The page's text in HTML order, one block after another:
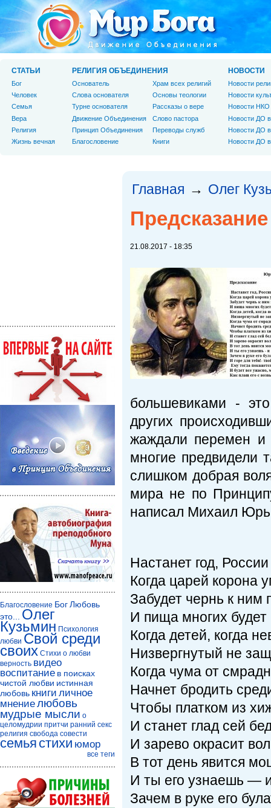
Главная → Олег
Предсказание
21.08.2017 - 18:35
большевиками -
других
жаждали перемен и
многие предвидели
слишком добрая
мира не по
написал Михаил
Настанет год,
Когда царей корона
Забудет чернь к
И пища многих будет
Когда детей, когда
Низвергнутый не
Когда чума от
Начнет бродить
Чтобы платком из
И станет глад сей
И зарево окрасит
В тот день явится
И ты его узнаешь —
Зачем в руке его
СТАТЬИ
Бог
Человек
Cемья
Вера
Религия
Жизнь вечная
РЕЛИГИЯ ОБЪЕДИНЕНИЯ
Основатель
Слова основателя
Турне основателя
Движение Объединения
Принцип Объединения
Благословение
Храм всех религий
Основы теологии
Рассказы о вере
Слово пастора
Переводы служб
Книги
НОВОСТИ
Новости
Новости
Новости НКО
Новости ДО
Новости ДО
Новости ДО
Благословение БогЛюбовь
это...
Олег
Кузьмин Психология
любви Свой среди
своих Стихи о любви
верность видео
воспитание в поисках
чистой любви истинная
любовь книги личное
мнениелюбовь
мудрые мысли о
целомудрии притчи ранний секс
религия свобода совести
семья стихи юмор
все теги